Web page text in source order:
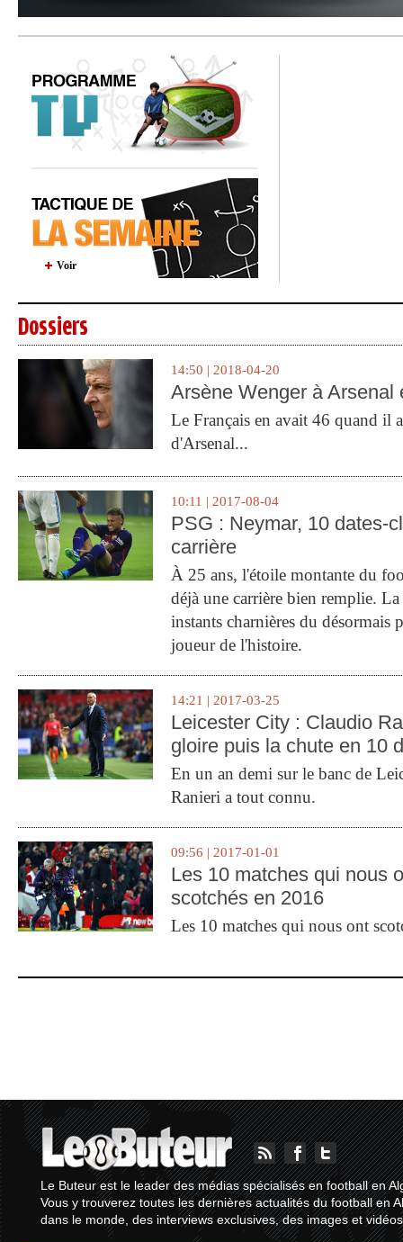
Voir
Dossiers
14:50 | 2018-04-20
Arsène Wenger à Arsenal
Le Français en avait 46 quand il
d'Arsenal...
10:11 | 2017-08-04
PSG : Neymar, 10 dates-
carrière
À 25 ans, l'étoile montante du
déjà une carrière bien remplie.
instants charnières du désormais
joueur de l'histoire.
14:21 | 2017-03-25
Leicester City : Claudio
gloire puis la chute en 10
En un an demi sur le banc de
Ranieri a tout connu.
09:56 | 2017-01-01
Les 10 matches qui nous
scotchés en 2016
Les 10 matches qui nous ont
Le Buteur est le leader des médias spécialisés en football en
Vous y trouverez toutes les dernières actualités du football en
dans le monde, des interviews exclusives, des images et